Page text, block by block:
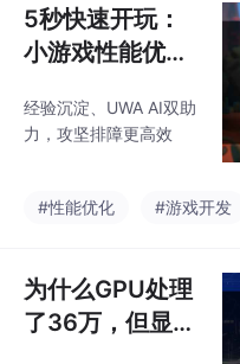
5秒快速开玩：
小游戏性能优化
经验沉淀、UWA AI双助
力，攻坚排障更高效
#性能优化 #游戏开发
为什么GPU处理
了36万，但显示